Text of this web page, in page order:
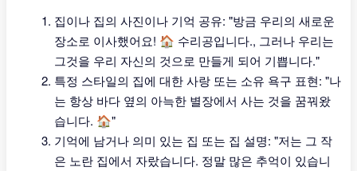
집이나 집의 사진이나 기억 공유: "방금 우리의 새로운
장소로 이사했어요! 🏠 수리공입니다., 그러나 우리는
그것을 우리 자신의 것으로 만들게 되어 기쁩니다."
특정 스타일의 집에 대한 사랑 또는 소유 욕구 표현: "나
는 항상 바다 옆의 아늑한 별장에서 사는 것을 꿈꿔왔
습니다. 🏠"
기억에 남거나 의미 있는 집 또는 집 설명: "저는 그 작
은 노란 집에서 자랐습니다. 정말 많은 추억이 있습니